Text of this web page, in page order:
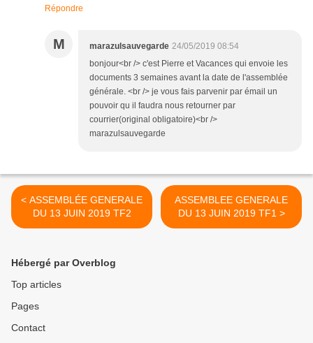
Répondre
M marazulsauvegarde 24/05/2019 08:54
bonjour<br /> c'est Pierre et Vacances qui envoie les
documents 3 semaines avant la date de l'assemblée
générale. <br /> je vous fais parvenir par émail un
pouvoir qu il faudra nous retourner par
courrier(original obligatoire)<br />
marazulsauvegarde
< ASSEMBLÉE GENERALE
DU 13 JUIN 2019 TF2
ASSEMBLEE GENERALE
DU 13 JUIN 2019 TF1 >
Hébergé par Overblog
Top articles
Pages
Contact